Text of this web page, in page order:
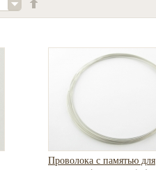
Проволока с памятью для